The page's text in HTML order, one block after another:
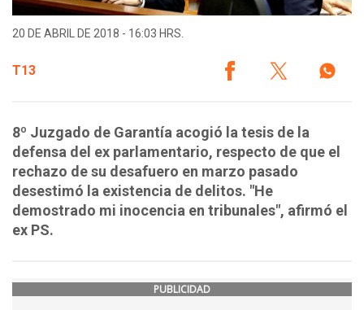
20 DE ABRIL DE 2018 - 16:03 HRS.
T13
8º Juzgado de Garantía acogió la tesis de la
defensa del ex parlamentario, respecto de que el
rechazo de su desafuero en marzo pasado
desestimó la existencia de delitos. "He
demostrado mi inocencia en tribunales", afirmó el
ex PS.
PUBLICIDAD